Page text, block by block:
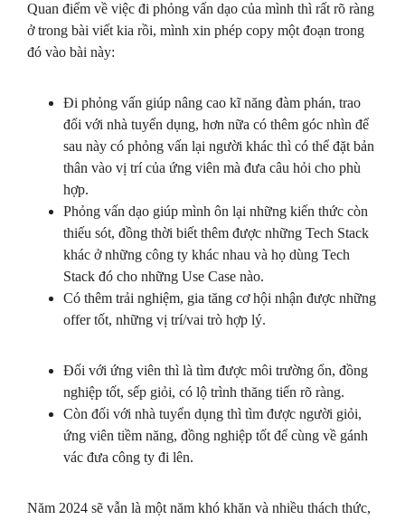
Quan điểm về việc đi phỏng vấn dạo của mình thì rất rõ ràng
ở trong bài viết kia rồi, mình xin phép copy một đoạn trong
đó vào bài này:
Đi phỏng vấn giúp nâng cao kĩ năng đàm phán, trao
đổi với nhà tuyển dụng, hơn nữa có thêm góc nhìn để
sau này có phỏng vấn lại người khác thì có thể đặt bản
thân vào vị trí của ứng viên mà đưa câu hỏi cho phù
hợp.
Phỏng vấn dạo giúp mình ôn lại những kiến thức còn
thiếu sót, đồng thời biết thêm được những Tech Stack
khác ở những công ty khác nhau và họ dùng Tech
Stack đó cho những Use Case nào.
Có thêm trải nghiệm, gia tăng cơ hội nhận được những
offer tốt, những vị trí/vai trò hợp lý.
Đối với ứng viên thì là tìm được môi trường ổn, đồng
nghiệp tốt, sếp giỏi, có lộ trình thăng tiến rõ ràng.
Còn đối với nhà tuyển dụng thì tìm được người giỏi,
ứng viên tiềm năng, đồng nghiệp tốt để cùng về gánh
vác đưa công ty đi lên.
Năm 2024 sẽ vẫn là một năm khó khăn và nhiều thách thức,